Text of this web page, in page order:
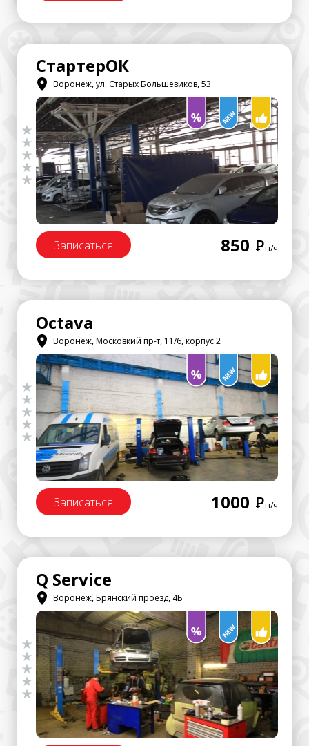
СтартерОК
Воронеж, ул. Старых Большевиков, 53
Записаться 850 Рн/ч
Octava
Воронеж, Московкий пр-т, 11/6, корпус 2
Записаться 1000 Рн/ч
Q Service
Воронеж, Брянский проезд, 4Б